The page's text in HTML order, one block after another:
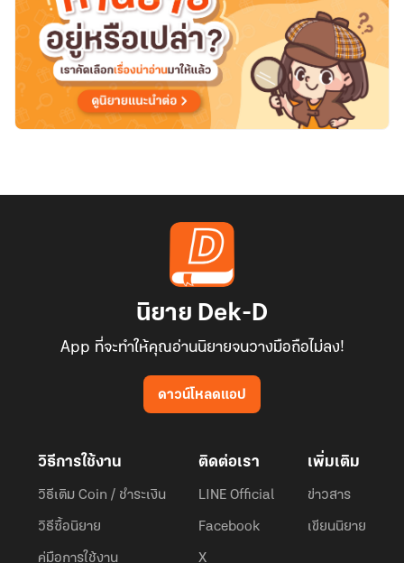
นิยาย Dek-D
App ที่จะทำให้คุณอ่านนิยายจนวางมือถือไม่ลง!
ดาวน์โหลดแอป
วิธีการใช้งาน
วิธีเติม Coin / ชำระเงิน
วิธีซื้อนิยาย
คู่มือการใช้งาน
ติดต่อเรา
LINE Official
Facebook
X
เพิ่มเติม
ข่าวสาร
เขียนนิยาย